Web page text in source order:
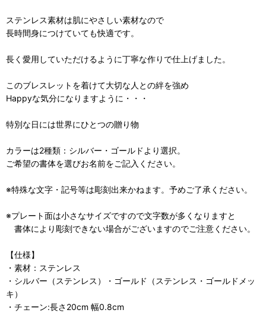
ステンレス素材は肌にやさしい素材なので
長時間身につけていても快適です。
長く愛用していただけるように丁寧な作りで仕上げました。
このブレスレットを着けて大切な人との絆を強め
Happyな気分になりますように・・・
特別な日には世界にひとつの贈り物
カラーは2種類：シルバー・ゴールドより選択。
ご希望の書体を選びお名前をご記入ください。
※特殊な文字・記号等は彫刻出来かねます。予めご了承ください。
※プレート面は小さなサイズですので文字数が多くなりますと
書体により彫刻できない場合がございますのでご注意ください。
【仕様】
・素材：ステンレス
・シルバー（ステンレス）・ゴールド（ステンレス・ゴールドメッ
キ）
・チェーン:長さ20cm 幅0.8cm